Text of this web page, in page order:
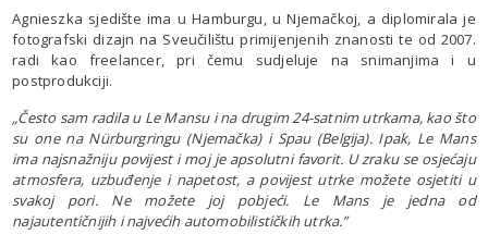
Agnieszka sjedište ima u Hamburgu, u Njemačkoj, a diplomirala je
fotografski dizajn na Sveučilištu primijenjenih znanosti te od 2007.
radi kao freelancer, pri čemu sudjeluje na snimanjima i u
postprodukciji.
„Često sam radila u Le Mansu i na drugim 24-satnim utrkama, kao što
su one na Nürburgringu (Njemačka) i Spau (Belgija). Ipak, Le Mans
ima najsnažniju povijest i moj je apsolutni favorit. U zraku se osjećaju
atmosfera, uzbuđenje i napetost, a povijest utrke možete osjetiti u
svakoj pori. Ne možete joj pobjeći. Le Mans je jedna od
najautentičnijih i najvećih automobilističkih utrka.”